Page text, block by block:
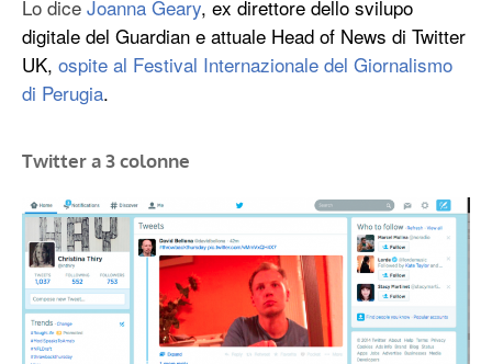
Lo dice Joanna Geary, ex direttore dello svilupo
digitale del Guardian e attuale Head of News di Twitter
UK, ospite al Festival Internazionale del Giornalismo
di Perugia.
Twitter a 3 colonne